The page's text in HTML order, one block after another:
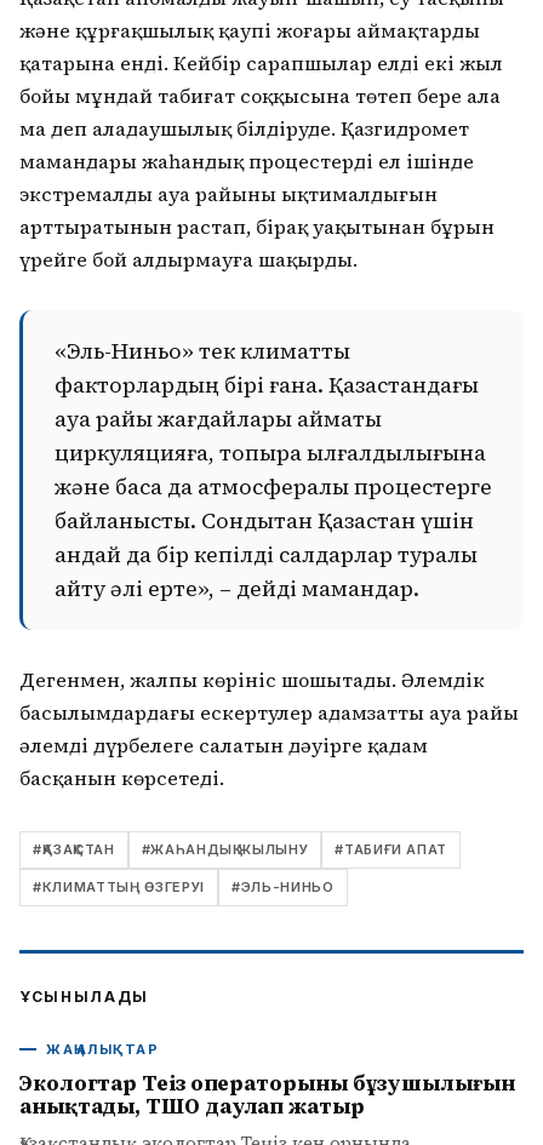
және құрғақшылық қаупі жоғары аймақтардың
қатарына енді. Кейбір сарапшылар елдің екі жыл
бойы мұндай табиғат соққысына төтеп бере ала
ма деп алаңдаушылық білдіруде. Қазгидромет
мамандары жаһандық процестердің ел ішінде
экстремалды ауа райының ықтималдығын
арттыратынын растап, бірақ уақытынан бұрын
үрейге бой алдырмауға шақырды.
«Эль-Ниньо» тек климаттық
факторлардың бірі ғана. Қазақстандағы
ауа райы жағдайлары аймақтық
циркуляцияға, топырақ ылғалдылығына
және басқа да атмосфералық процестерге
байланысты. Сондықтан Қазақстан үшін
қандай да бір кепілді салдарлар туралы
айту әлі ерте», – дейді мамандар.
Дегенмен, жалпы көрініс шошытады. Әлемдік
басылымдардағы ескертулер адамзаттың ауа райы
әлемді дүрбелеңге салатын дәуірге қадам
басқанын көрсетеді.
#ҚАЗАҚСТАН #ЖАҺАНДЫҚ ЖЫЛЫНУ #ТАБИҒИ АПАТ
#КЛИМАТТЫҢ ӨЗГЕРУІ #ЭЛЬ-НИНЬО
ҰСЫНЫЛАДЫ
ЖАҢАЛЫҚТАР
Экологтар Теңіз операторының бұзушылығын
анықтады, ТШО даулап жатыр